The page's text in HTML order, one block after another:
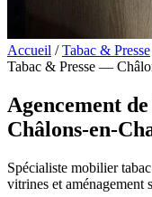
Accueil / Tabac & Presse
Tabac & Presse —
Agencement
Châlons-en-
Spécialiste mobilier
vitrines et aménagement